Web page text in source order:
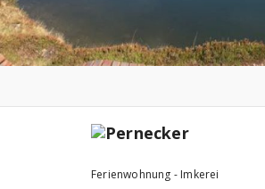
Ferienwohnung - Imkerei